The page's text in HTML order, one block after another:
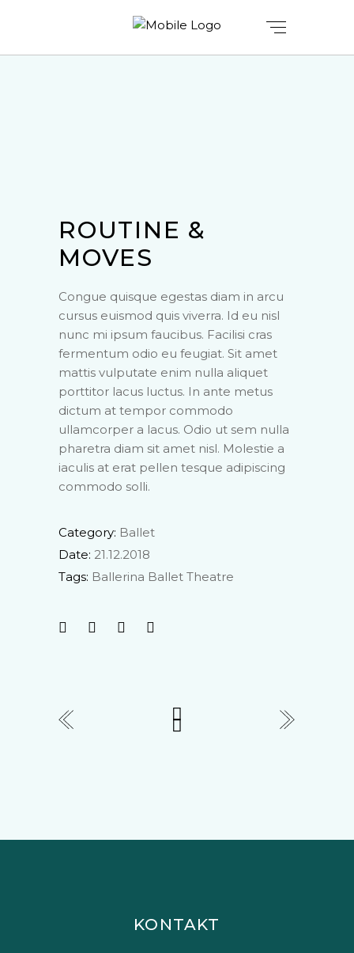
ROUTINE &
MOVES
Congue quisque egestas diam in arcu
cursus euismod quis viverra. Id eu nisl
nunc mi ipsum faucibus. Facilisi cras
fermentum odio eu feugiat. Sit amet
mattis vulputate enim nulla aliquet
porttitor lacus luctus. In ante metus
dictum at tempor commodo
ullamcorper a lacus. Odio ut sem nulla
pharetra diam sit amet nisl. Molestie a
iaculis at erat pellen tesque adipiscing
commodo solli.
Category: Ballet
Date: 21.12.2018
Tags: Ballerina Ballet Theatre
KONTAKT